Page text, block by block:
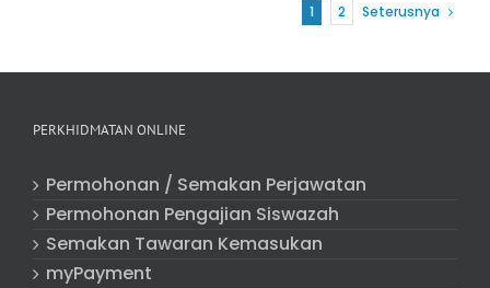
1 2 Seterusnya
PERKHIDMATAN ONLINE
Permohonan / Semakan Perjawatan
Permohonan Pengajian Siswazah
Semakan Tawaran Kemasukan
myPayment